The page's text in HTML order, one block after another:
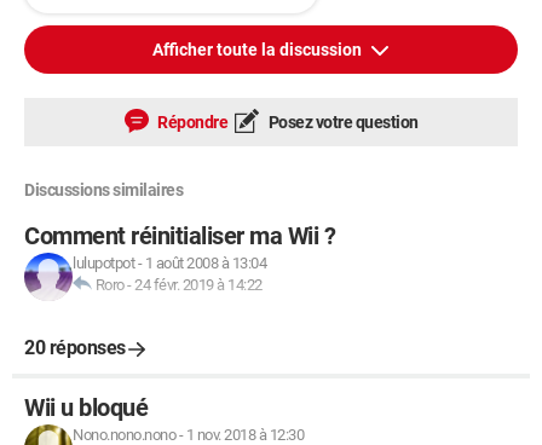
Afficher toute la discussion
Répondre Posez votre question
Discussions similaires
Comment réinitialiser ma Wii ?
lulupotpot- 1 août 2008 à 13:04
Roro-24 févr. 2019 à 14:22
20 réponses
Wii u bloqué
Nono.nono.nono- 1 nov. 2018 à 12:30